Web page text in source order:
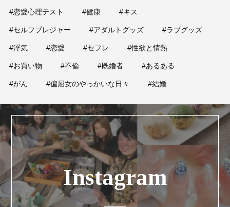
#恋愛心理テスト #健康 #キス
#セルフプレジャー #アダルトグッズ #ラブグッズ
#浮気 #恋愛 #セフレ #性欲と情熱
#お買い物 #不倫 #既婚者 #あるある
#がん #偏屈女のやっかいな日々 #結婚
Instagram